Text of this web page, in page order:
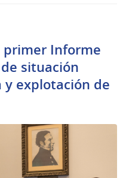
primer Informe
situación
explotación de